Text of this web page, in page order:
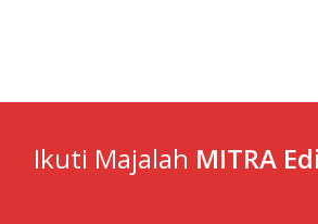
Ikuti Majalah MITRA